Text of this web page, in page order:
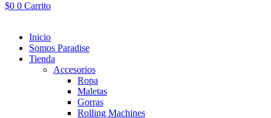
$0 0 Carrito
Inicio
Somos Paradise
Tienda
Accesorios
Ropa
Maletas
Gorras
Rolling Machines